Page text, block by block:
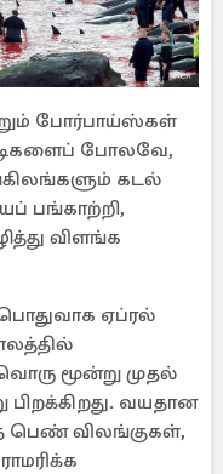
போர்பாய்ஸ்கள்
போலவே,
கடல்
பங்காற்றி,
விளங்க
ஏப்ரல்
மூன்று முதல்
வயதான
பெண் விலங்குகள்,